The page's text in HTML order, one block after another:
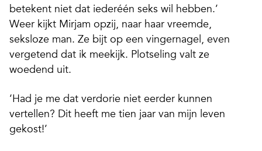
betekent niet dat iederéén seks wil hebben.’
Weer kijkt Mirjam opzij, naar haar vreemde,
seksloze man. Ze bijt op een vingernagel, even
vergetend dat ik meekijk. Plotseling valt ze
woedend uit.
‘Had je me dat verdorie niet eerder kunnen
vertellen? Dit heeft me tien jaar van mijn leven
gekost!’